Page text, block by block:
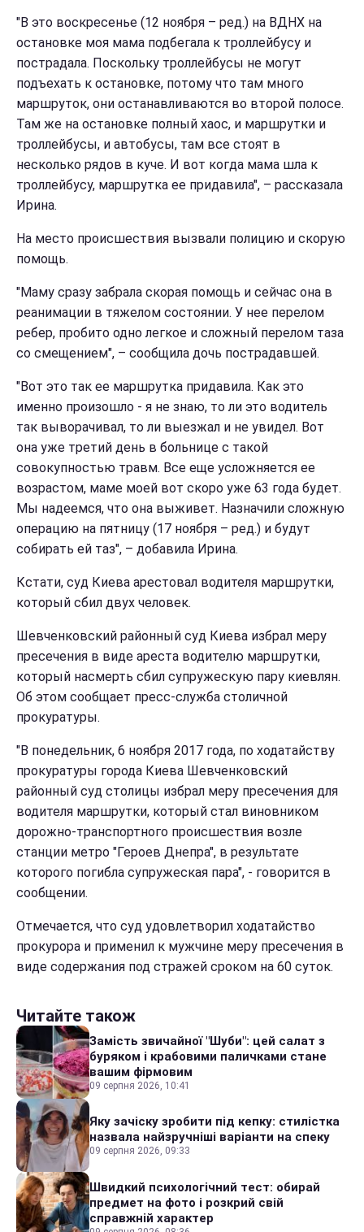
"В это воскресенье (12 ноября – ред.) на ВДНХ на
остановке моя мама подбегала к троллейбусу и
пострадала. Поскольку троллейбусы не могут
подъехать к остановке, потому что там много
маршруток, они останавливаются во второй полосе.
Там же на остановке полный хаос, и маршрутки и
троллейбусы, и автобусы, там все стоят в
несколько рядов в куче. И вот когда мама шла к
троллейбусу, маршрутка ее придавила", – рассказала
Ирина.
На место происшествия вызвали полицию и скорую
помощь.
"Маму сразу забрала скорая помощь и сейчас она в
реанимации в тяжелом состоянии. У нее перелом
ребер, пробито одно легкое и сложный перелом таза
со смещением", – сообщила дочь пострадавшей.
"Вот это так ее маршрутка придавила. Как это
именно произошло - я не знаю, то ли это водитель
так выворачивал, то ли выезжал и не увидел. Вот
она уже третий день в больнице с такой
совокупностью травм. Все еще усложняется ее
возрастом, маме моей вот скоро уже 63 года будет.
Мы надеемся, что она выживет. Назначили сложную
операцию на пятницу (17 ноября – ред.) и будут
собирать ей таз", – добавила Ирина.
Кстати, суд Киева арестовал водителя маршрутки,
который сбил двух человек.
Шевченковский районный суд Киева избрал меру
пресечения в виде ареста водителю маршрутки,
который насмерть сбил супружескую пару киевлян.
Об этом сообщает пресс-служба столичной
прокуратуры.
"В понедельник, 6 ноября 2017 года, по ходатайству
прокуратуры города Киева Шевченковский
районный суд столицы избрал меру пресечения для
водителя маршрутки, который стал виновником
дорожно-транспортного происшествия возле
станции метро "Героев Днепра", в результате
которого погибла супружеская пара", - говорится в
сообщении.
Отмечается, что суд удовлетворил ходатайство
прокурора и применил к мужчине меру пресечения в
виде содержания под стражей сроком на 60 суток.
Читайте також
Замість звичайної "Шуби": цей салат з
буряком і крабовими паличками стане
вашим фірмовим
09 серпня 2026, 10:41
Яку зачіску зробити під кепку: стилістка
назвала найзручніші варіанти на спеку
09 серпня 2026, 09:33
Швидкий психологічний тест: обирай
предмет на фото і розкрий свій
справжній характер